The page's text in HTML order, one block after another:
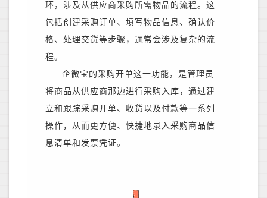
环，涉及从供应商采购所需物品的流程。这
包括创建采购订单、填写物品信息、确认价
格、处理交货等步骤，通常会涉及复杂的流
程。
企微宝 的采购开单这一功能，是管理员
将商品从供应商那边进行采购入库，通过建
立和跟踪采购开单、收货以及付款等一系列
操作，从而更方便、快捷地录入采购商品信
息清单和发票凭证。